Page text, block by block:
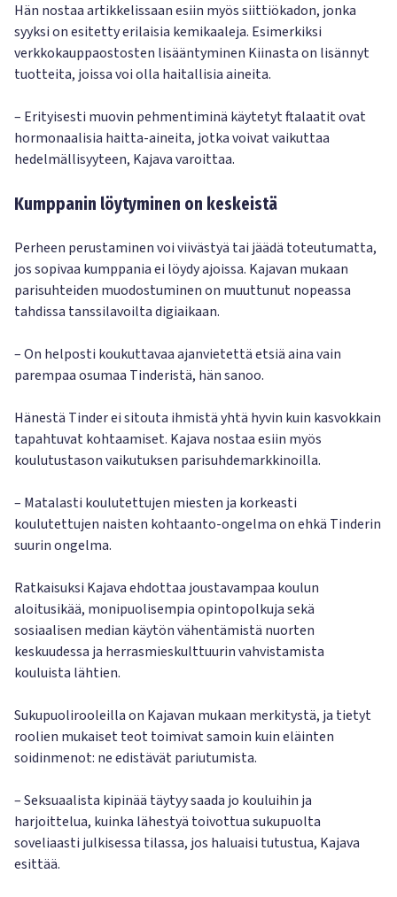
Hän nostaa artikkelissaan esiin myös siittiökadon, jonka
syyksi on esitetty erilaisia kemikaaleja. Esimerkiksi
verkkokauppaostosten lisääntyminen Kiinasta on lisännyt
tuotteita, joissa voi olla haitallisia aineita.
– Erityisesti muovin pehmentiminä käytetyt ftalaatit ovat
hormonaalisia haitta-aineita, jotka voivat vaikuttaa
hedelmällisyyteen, Kajava varoittaa.
Kumppanin löytyminen on keskeistä
Perheen perustaminen voi viivästyä tai jäädä toteutumatta,
jos sopivaa kumppania ei löydy ajoissa. Kajavan mukaan
parisuhteiden muodostuminen on muuttunut nopeassa
tahdissa tanssilavoilta digiaikaan.
– On helposti koukuttavaa ajanvietettä etsiä aina vain
parempaa osumaa Tinderistä, hän sanoo.
Hänestä Tinder ei sitouta ihmistä yhtä hyvin kuin kasvokkain
tapahtuvat kohtaamiset. Kajava nostaa esiin myös
koulutustason vaikutuksen parisuhdemarkkinoilla.
– Matalasti koulutettujen miesten ja korkeasti
koulutettujen naisten kohtaanto-ongelma on ehkä Tinderin
suurin ongelma.
Ratkaisuksi Kajava ehdottaa joustavampaa koulun
aloitusikää, monipuolisempia opintopolkuja sekä
sosiaalisen median käytön vähentämistä nuorten
keskuudessa ja herrasmieskulttuurin vahvistamista
kouluista lähtien.
Sukupuolirooleilla on Kajavan mukaan merkitystä, ja tietyt
roolien mukaiset teot toimivat samoin kuin eläinten
soidinmenot: ne edistävät pariutumista.
– Seksuaalista kipinää täytyy saada jo kouluihin ja
harjoittelua, kuinka lähestyä toivottua sukupuolta
soveliaasti julkisessa tilassa, jos haluaisi tutustua, Kajava
esittää.